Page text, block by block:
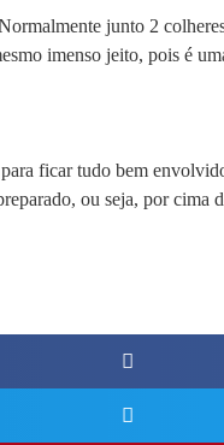
junto 2
imenso jeito, pois é
ficar tudo bem
ou seja, por